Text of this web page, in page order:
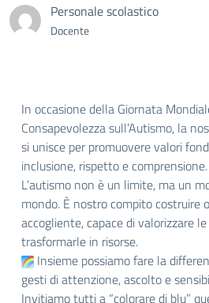
Personale scolastico
Docente
In occasione della Giornata
Consapevolezza sull’Autismo, la
si unisce per promuovere valori
inclusione, rispetto e comprensione.
L’autismo non è un limite, ma un
mondo. È nostro compito costruire
accogliente, capace di valorizzare
trasformarle in risorse.
Insieme possiamo fare la
gesti di attenzione, ascolto e
Invitiamo tutti a “colorare di blu”